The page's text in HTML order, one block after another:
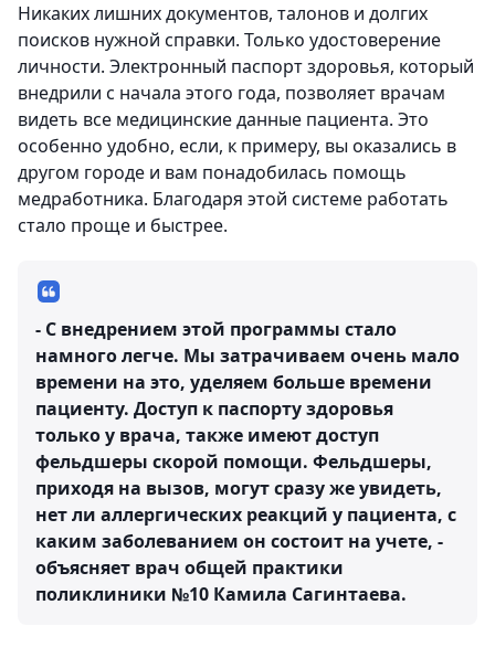
Никаких лишних документов, талонов и долгих
поисков нужной справки. Только удостоверение
личности. Электронный паспорт здоровья, который
внедрили с начала этого года, позволяет врачам
видеть все медицинские данные пациента. Это
особенно удобно, если, к примеру, вы оказались в
другом городе и вам понадобилась помощь
медработника. Благодаря этой системе работать
стало проще и быстрее.
- С внедрением этой программы стало
намного легче. Мы затрачиваем очень мало
времени на это, уделяем больше времени
пациенту. Доступ к паспорту здоровья
только у врача, также имеют доступ
фельдшеры скорой помощи. Фельдшеры,
приходя на вызов, могут сразу же увидеть,
нет ли аллергических реакций у пациента, с
каким заболеванием он состоит на учете, -
объясняет врач общей практики
поликлиники №10 Камила Сагинтаева.